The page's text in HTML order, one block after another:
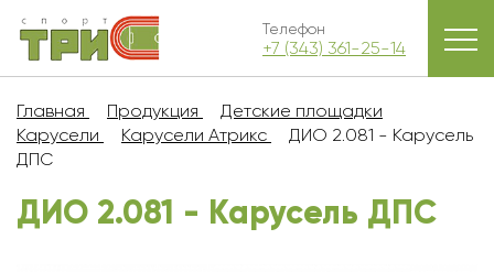
Телефон
+7 (343) 361-25-14
Главная Продукция
Детские площадки
Карусели
Карусели Атрикс
ДИО 2.081 - Карусель
ДПС
ДИО 2.081 - Карусель ДПС